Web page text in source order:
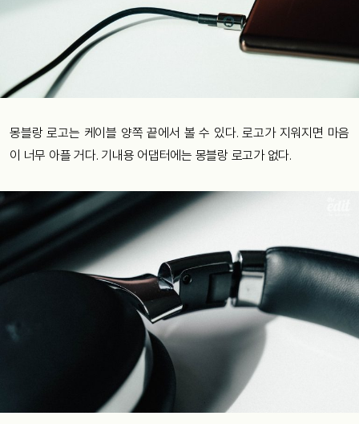
몽블랑 로고는 케이블 양쪽 끝에서 볼 수 있다. 로고가 지워지면 마음
이 너무 아플 거다. 기내용 어댑터에는 몽블랑 로고가 없다.